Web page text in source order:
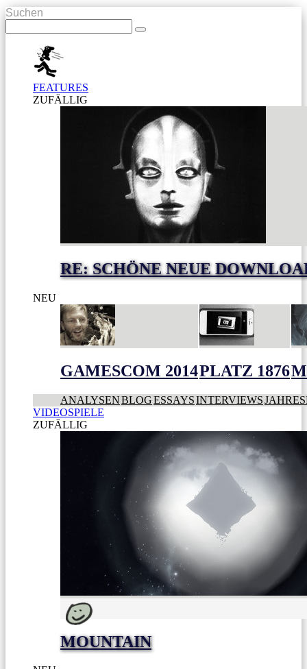
Suchen
FEATURES
ZUFÄLLIG
RE: SCHÖNE NEUE
NEU
GAMESCOM 2014PLATZ 1876
ANALYSENBLOGESSAYSINTERVIEWS
VIDEOSPIELE
ZUFÄLLIG
MOUNTAIN